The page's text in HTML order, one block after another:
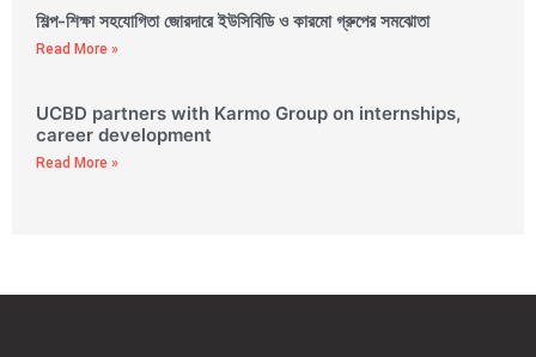
শিল্প-শিক্ষা সহযোগিতা জোরদারে ইউসিবিডি ও কারমো গ্রুপের সমঝোতা
Read More »
UCBD partners with Karmo Group on internships,
career development
Read More »